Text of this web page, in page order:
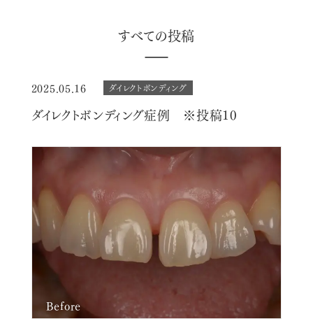
すべての投稿
2025.05.16 ダイレクトボンディング
ダイレクトボンディング症例 ※投稿10
Before